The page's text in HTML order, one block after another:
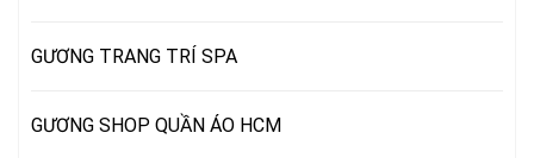
GƯƠNG TRANG TRÍ SPA
GƯƠNG SHOP QUẦN ÁO HCM